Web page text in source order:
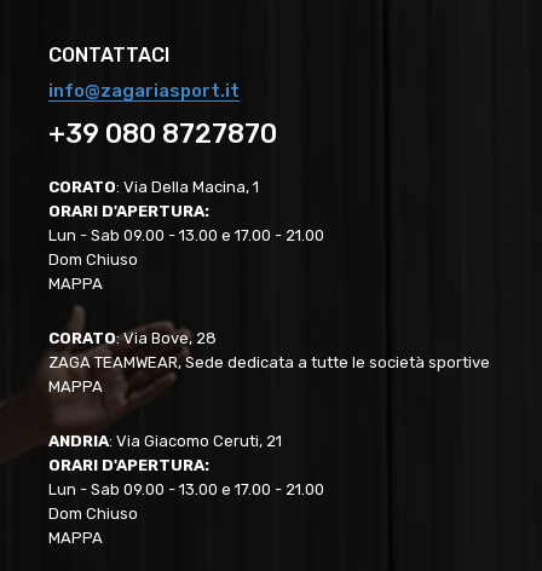
CONTATTACI
info@zagariasport.it
+39 080 8727870
CORATO: Via Della Macina, 1
ORARI D'APERTURA:
Lun - Sab 09.00 - 13.00 e 17.00 - 21.00
Dom Chiuso
MAPPA
CORATO: Via Bove, 28
ZAGA TEAMWEAR, Sede dedicata a tutte le società sportive
MAPPA
ANDRIA: Via Giacomo Ceruti, 21
ORARI D'APERTURA:
Lun - Sab 09.00 - 13.00 e 17.00 - 21.00
Dom Chiuso
MAPPA